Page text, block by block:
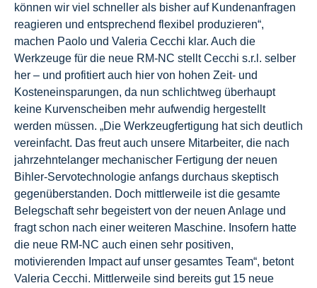
können wir viel schneller als bisher auf Kundenanfragen
reagieren und entsprechend flexibel produzieren“,
machen Paolo und Valeria Cecchi klar. Auch die
Werkzeuge für die neue RM-NC stellt Cecchi s.r.l. selber
her – und profitiert auch hier von hohen Zeit- und
Kosteneinsparungen, da nun schlichtweg überhaupt
keine Kurvenscheiben mehr aufwendig hergestellt
werden müssen. „Die Werkzeugfertigung hat sich deutlich
vereinfacht. Das freut auch unsere Mitarbeiter, die nach
jahrzehntelanger mechanischer Fertigung der neuen
Bihler-Servotechnologie anfangs durchaus skeptisch
gegenüberstanden. Doch mittlerweile ist die gesamte
Belegschaft sehr begeistert von der neuen Anlage und
fragt schon nach einer weiteren Maschine. Insofern hatte
die neue RM-NC auch einen sehr positiven,
motivierenden Impact auf unser gesamtes Team“, betont
Valeria Cecchi. Mittlerweile sind bereits gut 15 neue